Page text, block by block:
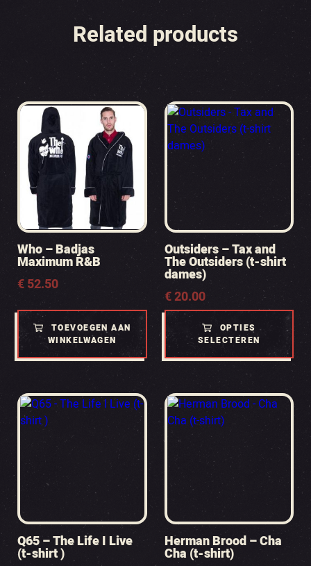
Related products
Who – Badjas
Maximum R&B
€52.50
TOEVOEGEN AAN
WINKELWAGEN
Outsiders – Tax and
The Outsiders (t-shirt
dames)
€20.00
OPTIES
SELECTEREN
Q65 – The Life I Live
(t-shirt )
Herman Brood – Cha
Cha (t-shirt)